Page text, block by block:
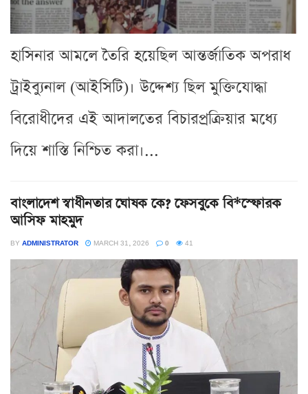
হাসিনার আমলে তৈরি হয়েছিল আন্তর্জাতিক অপরাধ
ট্রাইব্যুনাল (আইসিটি)। উদ্দেশ্য ছিল মুক্তিযোদ্ধা
বিরোধীদের এই আদালতের বিচারপ্রক্রিয়ার মধ্যে
দিয়ে শাস্তি নিশ্চিত করা।...
বাংলাদেশ স্বাধীনতার ঘোষক কে? ফেসবুকে বি*স্ফোরক
আসিফ মাহমুদ
BY ADMINISTRATOR MARCH 31, 2026 0 41